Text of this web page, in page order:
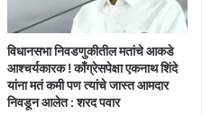
विधानसभा निवडणुकीतील मतांचे आकडे
आश्चर्यकारक ! काँग्रेसपेक्षा एकनाथ शिंदे
यांना मतं कमी पण त्यांचे जास्त आमदार
निवडून आलेत : शरद पवार